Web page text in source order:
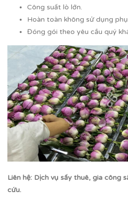
Công suất lò lớn.
Hoàn toàn không sử dụng
Đóng gói theo yêu cầu quý
Liên hệ: Dịch vụ sấy thuê, gia công
cứu.